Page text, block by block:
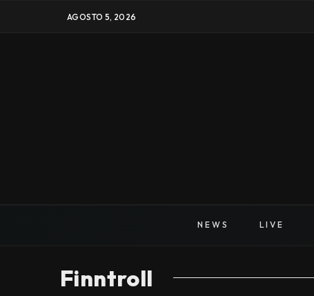
AGOSTO 5, 2026
NEWS LIVE
Finntroll